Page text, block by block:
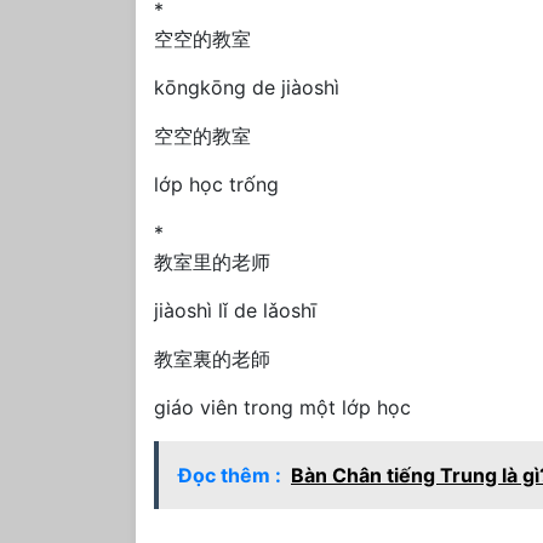
*
空空的教室
kōngkōng de jiàoshì
空空的教室
lớp học trống
*
教室里的老师
jiàoshì lǐ de lǎoshī
教室裏的老師
giáo viên trong một lớp học
Đọc thêm : Bàn Chân tiếng Trung là